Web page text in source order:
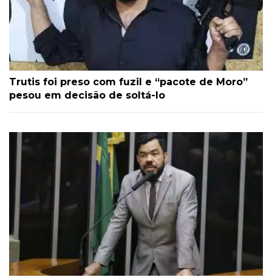
Trutis foi preso com fuzil e “pacote de Moro”
pesou em decisão de soltá-lo